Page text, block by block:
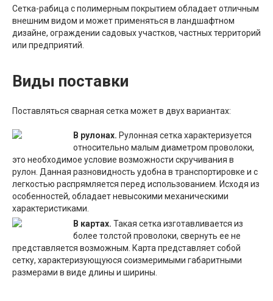
Сетка-рабица с полимерным покрытием обладает отличным
внешним видом и может применяться в ландшафтном
дизайне, ограждении садовых участков, частных территорий
или предприятий.
Виды поставки
Поставляться сварная сетка может в двух вариантах:
В рулонах. Рулонная сетка характеризуется
относительно малым диаметром проволоки,
это необходимое условие возможности скручивания в
рулон. Данная разновидность удобна в транспортировке и с
легкостью распрямляется перед использованием. Исходя из
особенностей, обладает невысокими механическими
характеристиками.
В картах. Такая сетка изготавливается из
более толстой проволоки, свернуть ее не
представляется возможным. Карта представляет собой
сетку, характеризующуюся соизмеримыми габаритными
размерами в виде длины и ширины.